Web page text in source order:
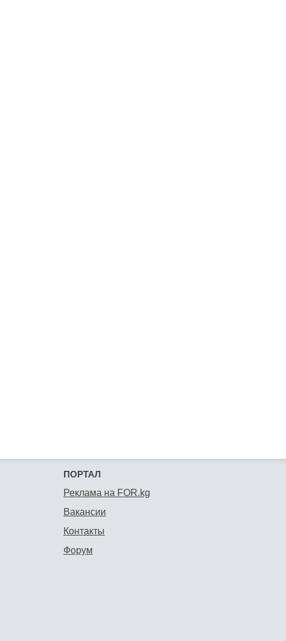
ПОРТАЛ
Реклама на FOR.kg
Вакансии
Контакты
Форум